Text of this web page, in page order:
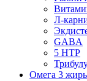
Л-
GABA
5 HTP
Омега 3